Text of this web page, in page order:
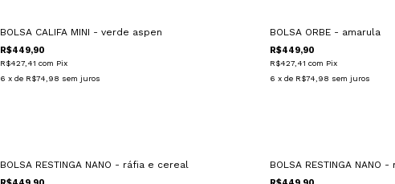
BOLSA CALIFA MINI - verde aspen
R$449,90
R$427,41 com Pix
6 x de R$74,98 sem juros
BOLSA ORBE - amarula
R$449,90
R$427,41 com Pix
6 x de R$74,98 sem juros
BOLSA RESTINGA NANO - ráfia e cereal BOLSA RESTINGA NANO